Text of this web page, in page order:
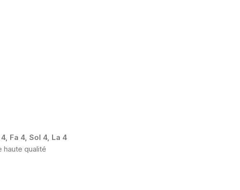
Fa 4, Sol 4, La 4
haute qualité